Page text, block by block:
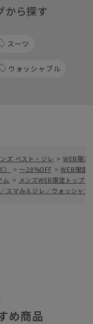
から探す
スーツ
ウォッシャブル
ズ ベスト・ジレ > WEB限定
> ～20%OFF > WEB限定
ム > メンズWEB限定トップス
スマみえジレ／ウォッシャ
め商品